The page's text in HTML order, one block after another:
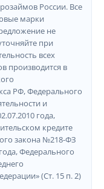
России. Все
марки
не
при
всех
производится в
РФ, Федерального
и
года,
кредите
закона №218-ФЗ
Федерального
(Ст. 15 п. 2)